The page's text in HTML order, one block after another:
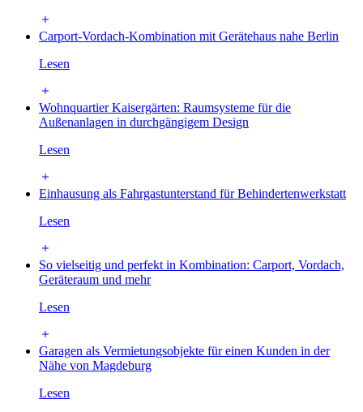
Carport-Vordach-Kombination mit Gerätehaus nahe Berlin
Lesen
Wohnquartier Kaisergärten: Raumsysteme für die
Außenanlagen in durchgängigem Design
Lesen
Einhausung als Fahrgastunterstand für Behindertenwerkstatt
Lesen
So vielseitig und perfekt in Kombination: Carport, Vordach,
Geräteraum und mehr
Lesen
Garagen als Vermietungsobjekte für einen Kunden in der
Nähe von Magdeburg
Lesen